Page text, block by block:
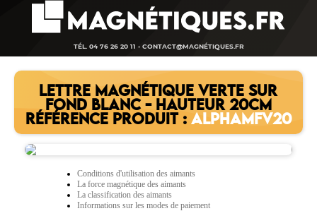
TÉL. 04 76 26 20 11 - CONTACT@MAGNÉTIQUES.FR
LETTRE MAGNÉTIQUE VERTE SUR
FOND BLANC - HAUTEUR 20CM
RÉFÉRENCE PRODUIT : ALPHAMFV20
Conditions d'utilisation des aimants
La force magnétique des aimants
La classification des aimants
Informations sur les modes de paiement